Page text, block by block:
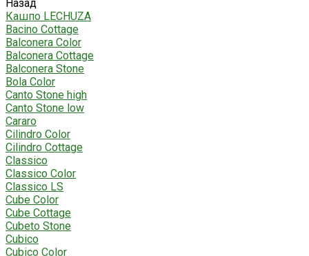
Назад
Кашпо LECHUZA
Bacino Cottage
Balconera Color
Balconera Cottage
Balconera Stone
Bola Color
Canto Stone high
Canto Stone low
Cararo
Cilindro Color
Cilindro Cottage
Classico
Classico Color
Classico LS
Cube Color
Cube Cottage
Cubeto Stone
Cubico
Cubico Color